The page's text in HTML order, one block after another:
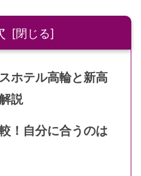
ホテル高輪と新高
説
！自分に合うのは